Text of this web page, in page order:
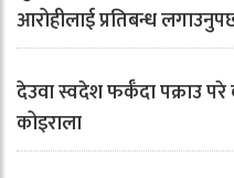
आरोहीलाई प्रतिबन्ध
देउवा स्वदेश फर्कँदा पक्राउ परे
कोइराला